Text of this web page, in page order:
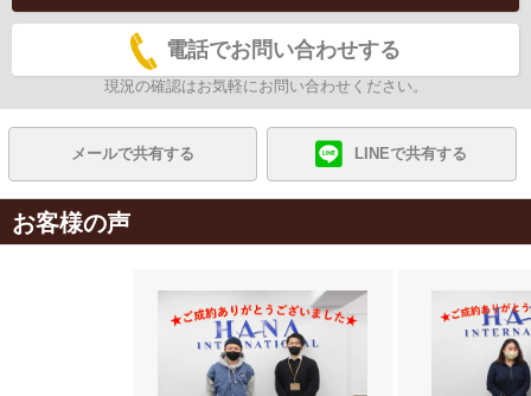
電話でお問い合わせする
現況の確認はお気軽にお問い合わせください。
メールで共有する LINEで共有する
お客様の声